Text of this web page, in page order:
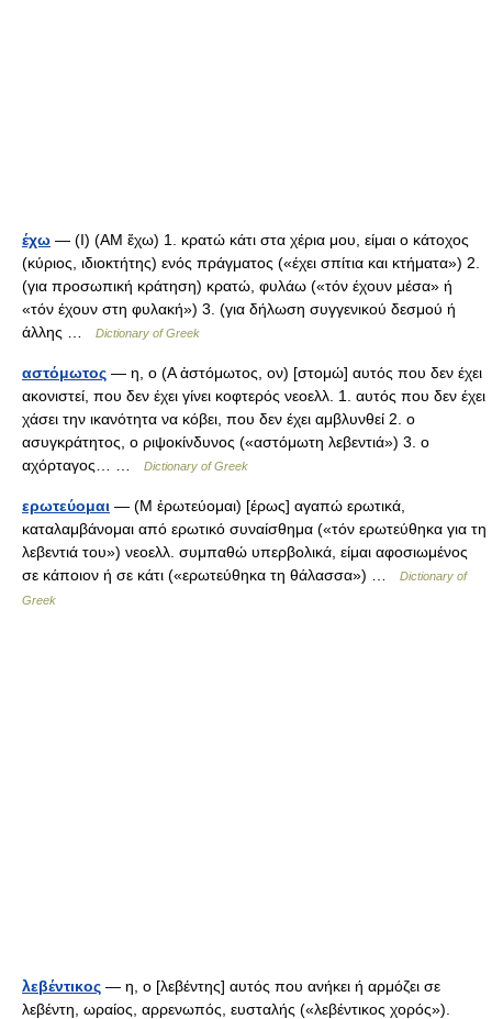
έχω — (I) (ΑΜ ἔχω) 1. κρατώ κάτι στα χέρια μου, είμαι ο κάτοχος
(κύριος, ιδιοκτήτης) ενός πράγματος («έχει σπίτια και κτήματα») 2.
(για προσωπική κράτηση) κρατώ, φυλάω («τόν έχουν μέσα» ή
«τόν έχουν στη φυλακή») 3. (για δήλωση συγγενικού δεσμού ή
άλλης …
Dictionary of Greek
αστόμωτος — η, ο (Α ἀστόμωτος, ον) [στομώ] αυτός που δεν έχει
ακονιστεί, που δεν έχει γίνει κοφτερός νεοελλ. 1. αυτός που δεν έχει
χάσει την ικανότητα να κόβει, που δεν έχει αμβλυνθεί 2. ο
ασυγκράτητος, ο ριψοκίνδυνος («αστόμωτη λεβεντιά») 3. ο
αχόρταγος… …
Dictionary of Greek
ερωτεύομαι — (Μ ἐρωτεύομαι) [έρως] αγαπώ ερωτικά,
καταλαμβάνομαι από ερωτικό συναίσθημα («τόν ερωτεύθηκα για τη
λεβεντιά του») νεοελλ. συμπαθώ υπερβολικά, είμαι αφοσιωμένος
σε κάποιον ή σε κάτι («ερωτεύθηκα τη θάλασσα») …
Dictionary of
Greek
λεβέντικος — η, ο [λεβέντης] αυτός που ανήκει ή αρμόζει σε
λεβέντη, ωραίος, αρρενωπός, ευσταλής («λεβέντικος χορός»).